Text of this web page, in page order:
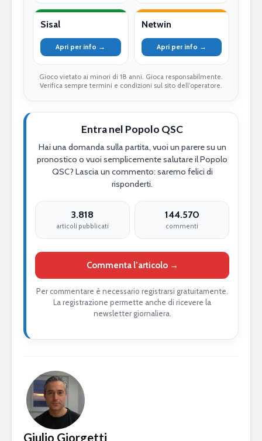
Sisal
Apri per info →
Netwin
Apri per info →
Gioco vietato ai minori di 18 anni. Gioca responsabilmente.
Verifica sempre termini e condizioni sul sito dell’operatore.
Entra nel Popolo QSC
Hai una domanda sulla partita, vuoi un parere su un
pronostico o vuoi semplicemente salutare il Popolo
QSC? Lascia un commento: saremo felici di
risponderti.
3.818
articoli pubblicati
144.570
commenti
Commenta l’articolo →
Per commentare è necessario registrarsi gratuitamente.
La registrazione permette anche di ricevere la
newsletter giornaliera.
Giulio Giorgetti